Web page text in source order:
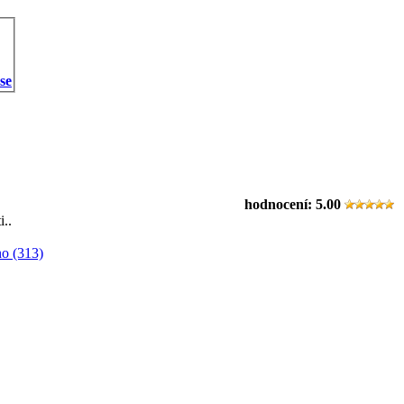
hodnocení: 5.00
(313)